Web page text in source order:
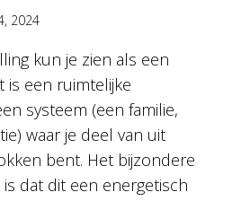
2024
kun je zien als een
is een ruimtelijke
systeem (een familie,
waar je deel van uit
bent. Het bijzondere
dat dit een energetisch